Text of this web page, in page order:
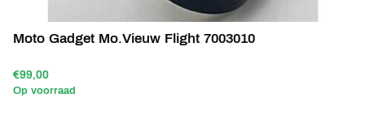
Moto Gadget Mo.Vieuw Flight 7003010
€99,00
Op voorraad